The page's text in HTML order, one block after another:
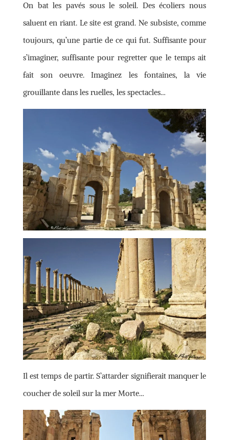
On bat les pavés sous le soleil. Des écoliers nous
saluent en riant. Le site est grand. Ne subsiste, comme
toujours, qu’une partie de ce qui fut. Suffisante pour
s’imaginer, suffisante pour regretter que le temps ait
fait son oeuvre. Imaginez les fontaines, la vie
grouillante dans les ruelles, les spectacles…
Il est temps de partir. S’attarder signifierait manquer le
coucher de soleil sur la mer Morte…